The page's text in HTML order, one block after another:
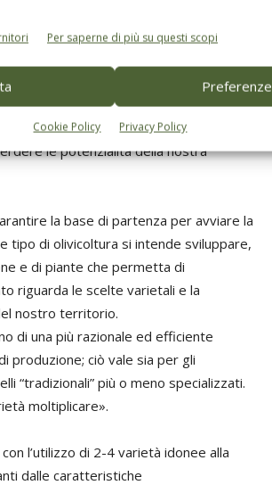
Per saperne di più su questi scopi
Preferenze
Cookie Policy Privacy Policy
mentre sono 5 quelli
da 218 fonti primarie appartenenti a
per l’ampia
nostre aziende, offre l’opportunità
le potenzialità della nostra
la base di partenza per avviare la
tipo di olivicoltura si intende sviluppare,
e di piante che permetta di
riguarda le scelte varietali e la
nostro territorio.
di una più razionale ed efficiente
produzione; ciò vale sia per gli
“tradizionali” più o meno specializzati.
moltiplicare».
l’utilizzo di 2-4 varietà idonee alla
dalle caratteristiche